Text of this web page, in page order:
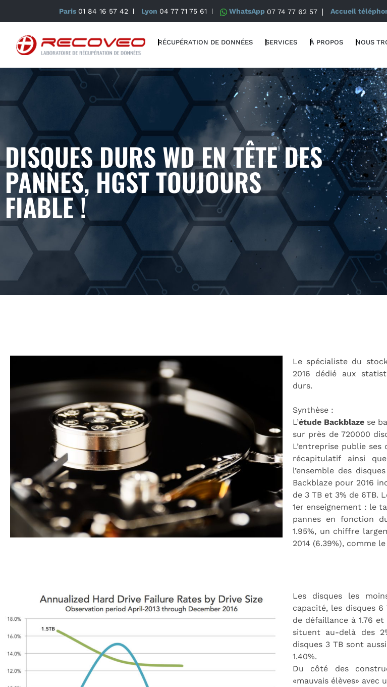
Paris 01 84 16 57 42 Lyon 04 77 71 75 61 WhatsApp 07 74 77 62 57 Accueil
RÉCUPÉRATION DE DONNÉES SERVICES À PROPOS NOUS
DISQUES DURS WD EN TÊTE DES
PANNES, HGST TOUJOURS
FIABLE !
Le spécialiste du
2016 dédié aux
durs.
Synthèse :
L’étude Backblaze se
sur près de 720000
L’entreprise publie
récapitulatif ainsi
l’ensemble des
Backblaze pour 2016
de 3 TB et 3% de 6TB.
1er enseignement : le
pannes en fonction
1.95%, un chiffre
2014 (6.39%), comme
Les disques les
capacité, les disques
de défaillance à 1.76
situent au-delà des
disques 3 TB sont
1.40%.
Du côté des
«mauvais élèves» avec